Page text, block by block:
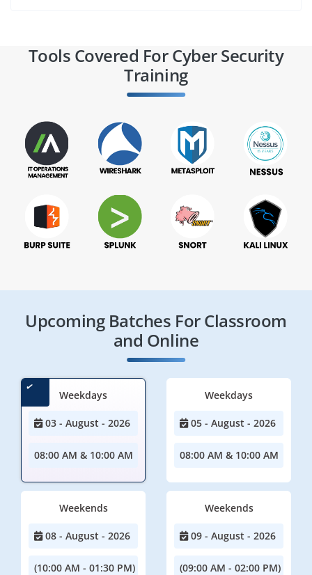
Tools Covered For Cyber Security
Training
Upcoming Batches For Classroom
and Online
Weekdays
03 - August - 2026
08:00 AM & 10:00 AM
Weekdays
05 - August - 2026
08:00 AM & 10:00 AM
Weekends
08 - August - 2026
(10:00 AM - 01:30 PM)
Weekends
09 - August - 2026
(09:00 AM - 02:00 PM)